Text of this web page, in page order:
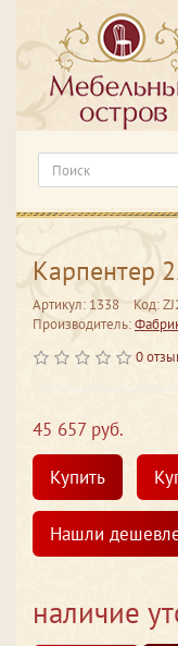
Карпентер
Артикул: 1338
Код:
Производитель:
0
45 657 руб.
Купить
Нашли
наличие